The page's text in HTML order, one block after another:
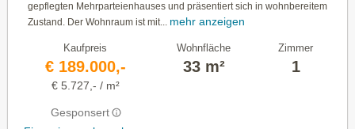
gepflegten Mehrparteienhauses und präsentiert sich in wohnbereitem
Zustand. Der Wohnraum ist mit... mehr anzeigen
Kaufpreis
€ 189.000,-
€ 5.727,- / m²
Gesponsert
Wohnfläche
33 m²
Zimmer
1